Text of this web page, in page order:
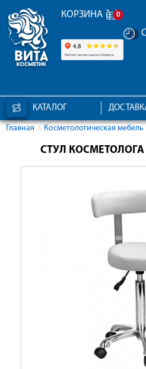
КОРЗИНА 0
КАТАЛОГ
Главная Косметологическая мебель
СТУЛ КОСМЕТОЛОГА